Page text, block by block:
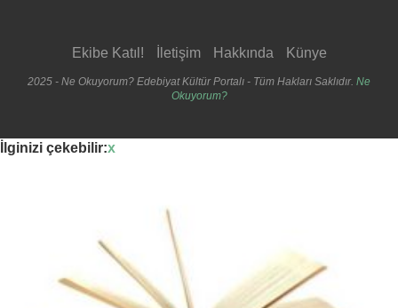
Ekibe Katıl! İletişim Hakkında Künye
2025 - Ne Okuyorum? Edebiyat Kültür Portalı - Tüm Hakları Saklıdır. Ne
Okuyorum?
İlginizi çekebilir:x